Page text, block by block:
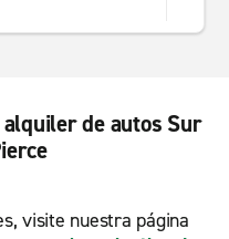
de autos Sur
visite nuestra página